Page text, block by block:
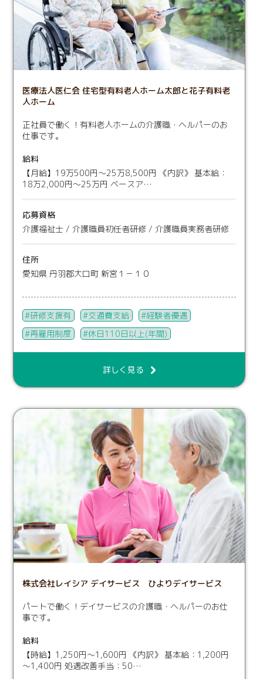
医療法人医仁会 住宅型有料老人ホーム太郎と花子有料老
人ホーム
正社員で働く！有料老人ホームの介護職・ヘルパーのお
仕事です。
給料
【月給】19万500円〜25万8,500円 《内訳》 基本給：
18万2,000円〜25万円 ベースア…
応募資格
介護福祉士 / 介護職員初任者研修 / 介護職員実務者研修
住所
愛知県 丹羽郡大口町 新宮１－１０
研修支援有 交通費支給
経験者優遇
再雇用制度
休日110日以上(年間)
詳しく見る
株式会社レイシア デイサービス ひよりデイサービス
パートで働く！デイサービスの介護職・ヘルパーのお仕
事です。
給料
【時給】1,250円～1,600円 《内訳》 基本給：1,200円
～1,400円 処遇改善手当：50…